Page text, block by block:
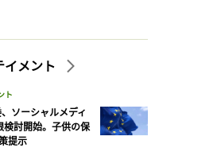
イメント
ト
、ソーシャルメディ
検討開始。子供の保
提示